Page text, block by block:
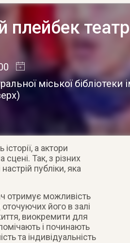
плейбек
міської бібліотеки
)
а актори
сцені. Так, з різних
публіки, яка
отримує можливість
його в залі
виокремити для
і починають
та індивідуальність